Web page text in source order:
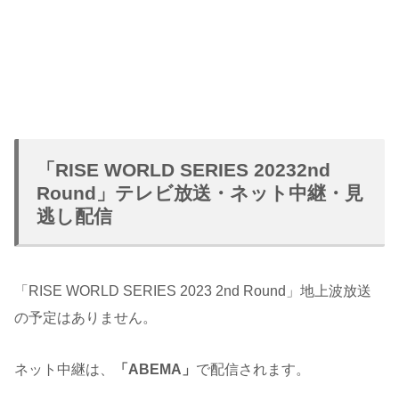
「RISE WORLD SERIES 20232nd
Round」テレビ放送・ネット中継・見
逃し配信
「RISE WORLD SERIES 2023 2nd Round」地上波放送
の予定はありません。
ネット中継は、 「ABEMA」 で配信されます。